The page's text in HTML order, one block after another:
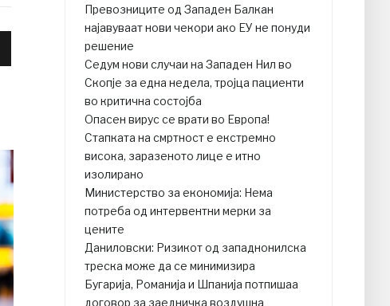
Превозниците од Западен Балкан
најавуваат нови чекори ако ЕУ не понуди
решение
Седум нови случаи на Западен Нил во
Скопје за една недела, тројца пациенти
во критична состојба
Опасен вирус се врати во Европа!
Стапката на смртност е екстремно
висока, заразеното лице е итно
изолирано
Министерство за економија: Нема
потреба од интервентни мерки за
цените
Даниловски: Ризикот од западнонилска
треска може да се минимизира
Бугарија, Романија и Шпанија потпишаа
договор за заедничка воздушна